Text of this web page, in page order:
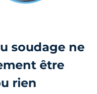
soudage ne
être
rien